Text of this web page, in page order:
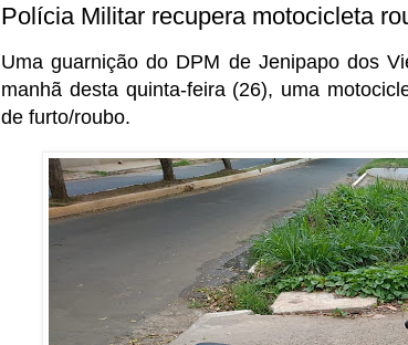
Polícia Militar recupera motocicleta
Uma guarnição do DPM de Jenipapo dos
manhã desta quinta-feira (26), uma
de furto/roubo.